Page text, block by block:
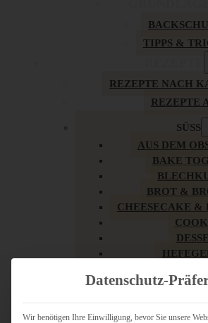
TIPPS &
REZEPTE NACH
REZEPTE
SÜSS
AUS DEM
BAKE
BROT &
CHEESECAKE &
LOW CARB &
MY
Datenschutz-
Wir benötigen Ihre Einwilligung, bevor Sie unsere